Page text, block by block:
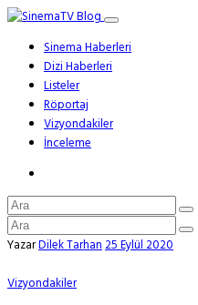
Sinema Haberleri
Dizi Haberleri
Listeler
Röportaj
Vizyondakiler
İnceleme
YazarDilek Tarhan25 Eylül 2020
Vizyondakiler